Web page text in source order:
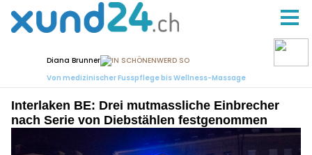
Interlaken BE: Drei mutmassliche Einbrecher
nach Serie von Diebstählen festgenommen